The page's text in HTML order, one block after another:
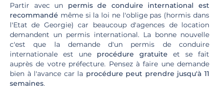
Partir avec un permis de conduire international est
recommandé même si la loi ne l'oblige pas (hormis dans
l'Etat de Georgie) car beaucoup d'agences de location
demandent un permis international. La bonne nouvelle
c'est que la demande d'un permis de conduire
internationale est une procédure gratuite et se fait
auprès de votre préfecture. Pensez à faire une demande
bien à l'avance car la procédure peut prendre jusqu'à 11
semaines.